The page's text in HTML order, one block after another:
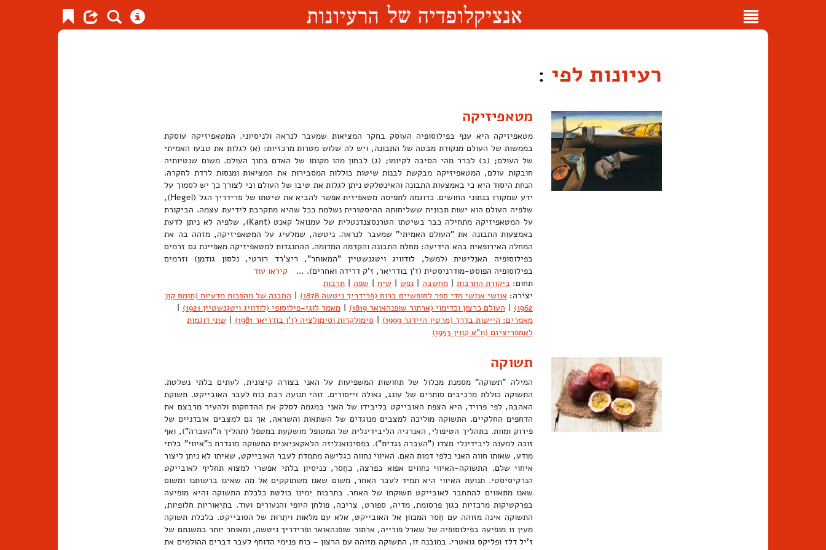
Toggle
רעיונות לפי :
מטאפיזיקה
מטאפיזיקה היא ענף בפילוסופיה העוסק בחקר המציאות שמעבר לנראה ולניסיוני. המטאפיזיקה עוסקת
בממשות של העולם מנקודת מבטה של התבונה, ויש לה שלוש מטרות מרכזיות: (א) לגלות את טבעו האמיתי
של העולם; (ב) לברר מהי הסיבה לקיומו; (ג) לבחון מהו מקומו של האדם בתוך העולם. משום שנטיותיה
חובקות עולם, המטאפיזיקה מבקשת לבנות שיטות כוללות המסבירות את המציאות ומנסות לרדת לחקרהּ.
הנחת היסוד היא כי באמצעות התבונה והאינטלקט ניתן לגלות את טיבו של העולם וכי לצורך כך יש לסמוך על
ידע שמקורו בנתוני החושים. כדוגמה לתפיסה מטאפיזית אפשר להביא את שיטתו של פרידריך הגל (Hegel),
שלפיה העולם הוא ישות תבונית ששליחותה ההיסטורית נשלמת ככל שהיא מתקרבת לידיעת עצמה. הביקורת
על המטאפיזיקה מתחילה כבר בשיטתו הטרנסצנדנטלית של עמנואל קאנט (Kant), שלפיה לא ניתן לדעת
באמצעות התבונה את "העולם האמיתי" שמעבר לנראה. ניטשה, שמלעיג על המטאפיזיקה, מזהה בה את
המחלה האירופאית בהא הידיעה: מחלת התבונה והקִדמה המדומה. ההתנגדות למטאפיזיקה מאפיינת גם זרמים
בפילוסופיה האנליטית (למשל, לודוויג ויטגנשטיין "המאוחר", ריצ'רד רורטי, נלסון גודמן) וזרמים
בפילוסופיה הפוסט-מודרניסטית (ז'ן בודריאר, ז'ק דרידה ואחרים). …קיראו עוד
תחום:ביקורת התרבות | מחשבה | נפש | שיח | שפה | תרבות
יצירה: אנושי אנושי מדי ספר לחופשיים ברוח (פרידריך ניטשה 1878) | המבנה של מהפכות מדעיות (תומס קון
1962)
| העולם כרצון וכדימוי (ארתור שופנהאואר 1819) | מאמר לוגי-פילוסופי (לודוויג ויטגנשטיין 1921)
|
מאמרים: היישות בדרך (מרטין היידגר 1999)
| סימולקרות וסימולציה (ז'ן בודריאר 1981) | שתי דוגמות
לאמפריציזם (וו"א קווין 1953)
תשוקה
המילה "תשוקה" מסמנת מכלול של תחושות המשפיעות על האני בצורה קיצונית, לעתים בלתי נשלטת.
התשוקה כוללת מרכיבים סותרים של עונג, גאולה וייסורים. זוהי תנועה רבת כוח לעבר האובייקט. תשוקת
האהבה, לפי פרויד, היא הצפת האובייקט בליבידו של האני במגמה לסלק את ההדחקות ולהעיר מרבצם את
הדחפים החלקיים. התשוקה מוליכה למצבים מנוגדים של השתאות והשראה, אך גם למצבים אובדניים של
פירוק ומוות. בתהליך הטיפולי, האנרגיה הליבידינלית של המטופל מושקעת במטפל (תהליך ה"העברה"), ואף
זוכה למענה ליבידינלי מצדו ("העברה נגדית"). בפסיכואנליזה הלאקאניאנית התשוקה מוגדרת כ"איווי" בלתי
מודע, שאותו חווה האני כלפי דמות האם. האיווי נחווה כגלישה מתמדת לעבר האובייקט, שאיתו לא ניתן ליצור
איחוי שלם. התשוקה-האיווי נחווים אפוא כפרצה, כחֶסר, כניסיון בלתי אפשרי למצוא תחליף לאובייקט
הנרקיסיסטי. תנועת האיווי היא תמיד לעבר האחר, משום שאנו משתוקקים אל מה שאינו ברשותנו ומשום
שאנו מתאווים להתחבר לאובייקט תשוקתו של האחר. בתרבות ימינו בולטת כלכלת התשוקה והיא מופיעה
בפרקטיקות מרכזיות כגון פרסומת, מדיה, ספורט, צריכה, פולחן היופי והנעורים ועוד. בתיאוריות חלופיות,
התשוקה אינה מזוהה עם חֶסר המכוון אל האובייקט, אלא עם מלאות ויתֵרוּת של הסובייקט. כלכלת תשוקה
מעין זו מופיעה בפילוסופיה של שארל פורייה, ארתור שופנהאואר ופרידריך ניטשה, ומאוחר יותר במשנתם של
ז'יל דלז ופליקס גואטרי. במובנה זו, התשוקה מזוהה עם הרצון – כוח פנימי הדוחף לעבר דברים ההולמים את